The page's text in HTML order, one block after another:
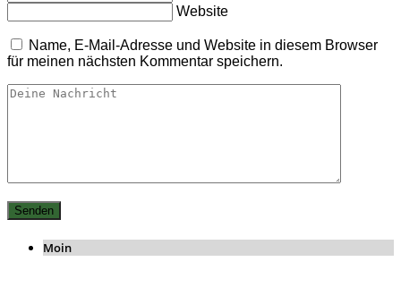
Website
Name, E-Mail-Adresse und Website in diesem Browser
für meinen nächsten Kommentar speichern.
Moin